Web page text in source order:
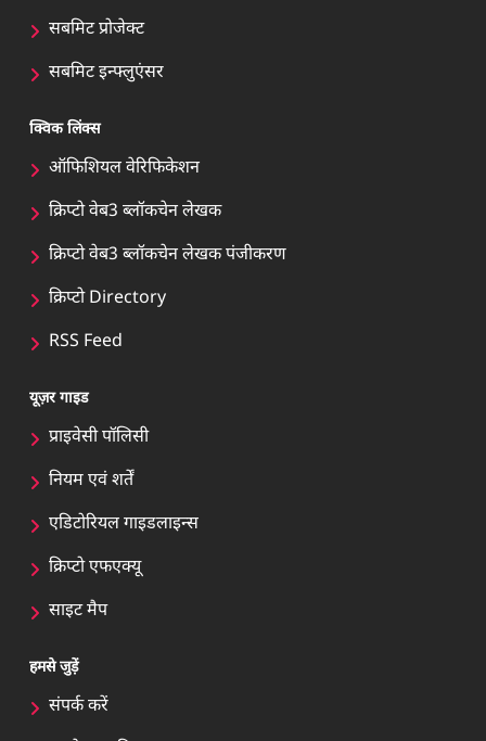
सबमिट प्रोजेक्ट
सबमिट इन्फ्लुएंसर
क्विक लिंक्स
ऑफिशियल वेरिफिकेशन
क्रिप्टो वेब3 ब्लॉकचेन लेखक
क्रिप्टो वेब3 ब्लॉकचेन लेखक पंजीकरण
क्रिप्टो Directory
RSS Feed
यूज़र गाइड
प्राइवेसी पॉलिसी
नियम एवं शर्तें
एडिटोरियल गाइडलाइन्स
क्रिप्टो एफएक्यू
साइट मैप
हमसे जुड़ें
संपर्क करें